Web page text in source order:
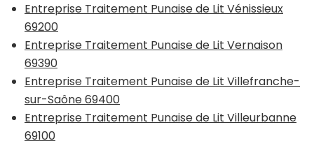
Entreprise Traitement Punaise de Lit Vénissieux
69200
Entreprise Traitement Punaise de Lit Vernaison
69390
Entreprise Traitement Punaise de Lit Villefranche-
sur-Saône 69400
Entreprise Traitement Punaise de Lit Villeurbanne
69100